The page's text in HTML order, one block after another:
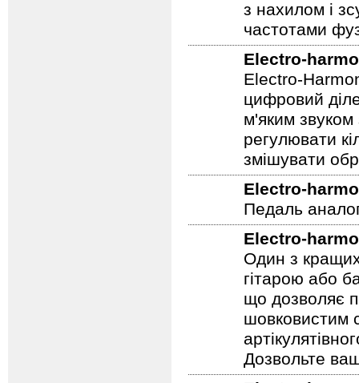
з нахилом і
частотами
Electro-
Electro-
цифровий
м'яким
регулювати
змішувати
Electro-
Педаль
Electro-
Один з
гітарою або
що дозволяє
шовковистим
Дозвольте